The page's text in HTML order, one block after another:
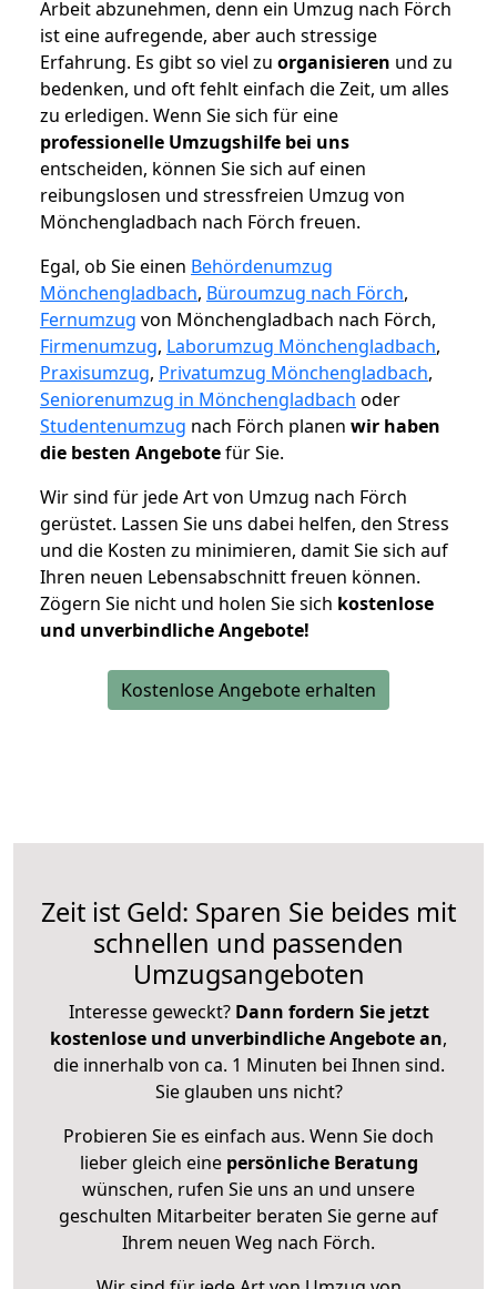
Arbeit abzunehmen, denn ein Umzug nach Förch
ist eine aufregende, aber auch stressige
Erfahrung. Es gibt so viel zu organisieren und zu
bedenken, und oft fehlt einfach die Zeit, um alles
zu erledigen. Wenn Sie sich für eine
professionelle Umzugshilfe bei uns
entscheiden, können Sie sich auf einen
reibungslosen und stressfreien Umzug von
Mönchengladbach nach Förch freuen.
Egal, ob Sie einen Behördenumzug
Mönchengladbach, Büroumzug nach Förch,
Fernumzug von Mönchengladbach nach Förch,
Firmenumzug, Laborumzug Mönchengladbach,
Praxisumzug, Privatumzug Mönchengladbach,
Seniorenumzug in Mönchengladbach oder
Studentenumzug nach Förch planen wir haben
die besten Angebotefür Sie.
Wir sind für jede Art von Umzug nach Förch
gerüstet. Lassen Sie uns dabei helfen, den Stress
und die Kosten zu minimieren, damit Sie sich auf
Ihren neuen Lebensabschnitt freuen können.
Zögern Sie nicht und holen Sie sich kostenlose
und unverbindliche Angebote!
Kostenlose Angebote erhalten
Zeit ist Geld: Sparen Sie beides mit
schnellen und passenden
Umzugsangeboten
Interesse geweckt? Dann fordern Sie jetzt
kostenlose und unverbindliche Angebote an,
die innerhalb von ca. 1 Minuten bei Ihnen sind.
Sie glauben uns nicht?
Probieren Sie es einfach aus. Wenn Sie doch
lieber gleich eine persönliche Beratung
wünschen, rufen Sie uns an und unsere
geschulten Mitarbeiter beraten Sie gerne auf
Ihrem neuen Weg nach Förch.